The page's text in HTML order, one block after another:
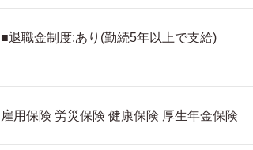
■退職金制度:あり(勤続5年以上で支給)
雇用保険 労災保険 健康保険 厚生年金保険